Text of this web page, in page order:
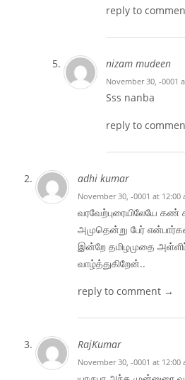
reply to
nizam mudeen
November 30, -0001
Sss nanba
reply to
adhi kumar
November 30, -0001 at 12:00
வரவேற்புரையிலேயே கண்
அமுதென்று பேர்
இன்றே தமிழமுதை
வாழ்த்துகிறேன்..
reply to comment →
RajKumar
November 30, -0001 at 12:00